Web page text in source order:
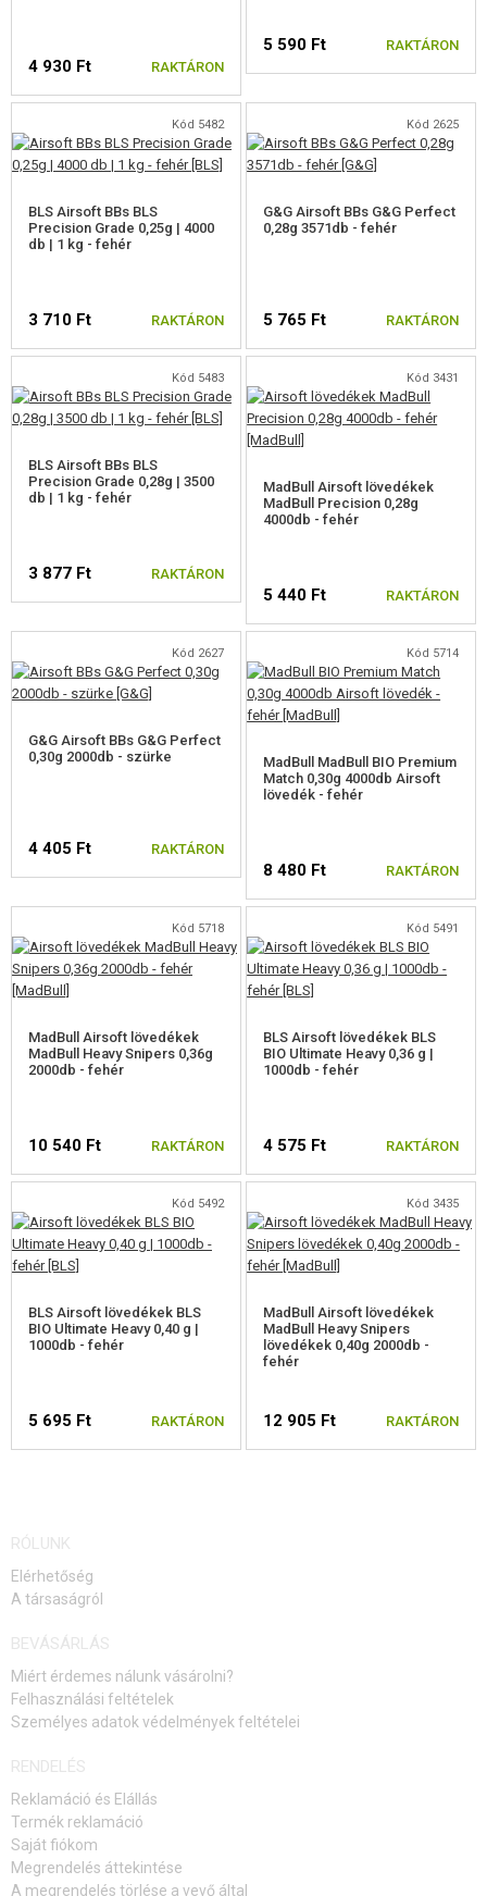
4 930 Ft RAKTÁRON
5 590 Ft RAKTÁRON
Kód 5482
BLS Airsoft BBs BLS
Precision Grade 0,25g | 4000
db | 1 kg - fehér
3 710 Ft RAKTÁRON
Kód 2625
G&G Airsoft BBs G&G Perfect
0,28g 3571db - fehér
5 765 Ft RAKTÁRON
Kód 5483
BLS Airsoft BBs BLS
Precision Grade 0,28g | 3500
db | 1 kg - fehér
3 877 Ft RAKTÁRON
Kód 3431
MadBull Airsoft lövedékek
MadBull Precision 0,28g
4000db - fehér
5 440 Ft RAKTÁRON
Kód 2627
G&G Airsoft BBs G&G Perfect
0,30g 2000db - szürke
4 405 Ft RAKTÁRON
Kód 5714
MadBull MadBull BIO Premium
Match 0,30g 4000db Airsoft
lövedék - fehér
8 480 Ft RAKTÁRON
Kód 5718
MadBull Airsoft lövedékek
MadBull Heavy Snipers 0,36g
2000db - fehér
10 540 Ft RAKTÁRON
Kód 5491
BLS Airsoft lövedékek BLS
BIO Ultimate Heavy 0,36 g |
1000db - fehér
4 575 Ft RAKTÁRON
Kód 5492
BLS Airsoft lövedékek BLS
BIO Ultimate Heavy 0,40 g |
1000db - fehér
5 695 Ft RAKTÁRON
Kód 3435
MadBull Airsoft lövedékek
MadBull Heavy Snipers
lövedékek 0,40g 2000db -
fehér
12 905 Ft RAKTÁRON
RÓLUNK
Elérhetőség
A társaságról
BEVÁSÁRLÁS
Miért érdemes nálunk vásárolni?
Felhasználási feltételek
Személyes adatok védelmények feltételei
RENDELÉS
Reklamáció és Elállás
Termék reklamáció
Saját fiókom
Megrendelés áttekintése
A megrendelés törlése a vevő által